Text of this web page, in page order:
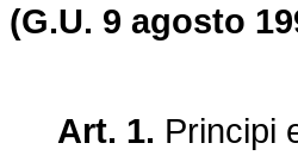
(G.U. 9 agosto
Art. 1. Principi